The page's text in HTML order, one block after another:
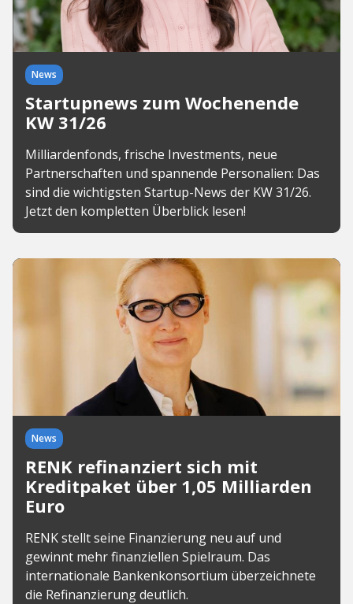
News
Startupnews zum Wochenende
KW 31/26
Milliardenfonds, frische Investments, neue
Partnerschaften und spannende Personalien: Das
sind die wichtigsten Startup-News der KW 31/26.
Jetzt den kompletten Überblick lesen!
News
RENK refinanziert sich mit
Kreditpaket über 1,05 Milliarden
Euro
RENK stellt seine Finanzierung neu auf und
gewinnt mehr finanziellen Spielraum. Das
internationale Bankenkonsortium überzeichnete
die Refinanzierung deutlich.